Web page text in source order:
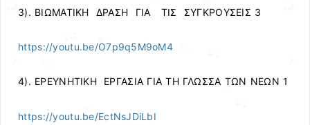
3). ΒΙΩΜΑΤΙΚΗ ΔΡΑΣΗ ΓΙΑ ΤΙΣ ΣΥΓΚΡΟΥΣΕΙΣ 3
https://youtu.be/O7p9q5M9oM4
4). ΕΡΕΥΝΗΤΙΚΗ ΕΡΓΑΣΙΑ ΓΙΑ ΤΗ ΓΛΩΣΣΑ ΤΩΝ ΝΕΩΝ 1
https://youtu.be/EctNsJDiLbI